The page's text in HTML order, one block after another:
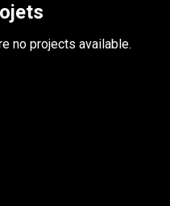
no projects available.